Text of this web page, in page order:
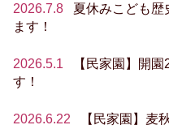
2026.7.8
夏休みこども歴
ます！
2026.5.1
【民家園】開
す！
2026.6.22 【民家園】麦